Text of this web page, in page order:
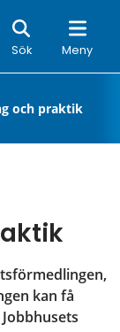
Sök Meny
Sök
och praktik
kan få